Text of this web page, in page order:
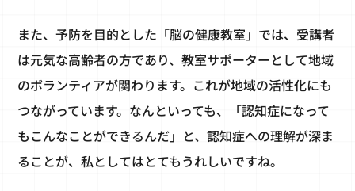
また、予防を目的とした「脳の健康教室」では、受講者
は元気な高齢者の方であり、教室サポーターとして地域
のボランティアが関わります。これが地域の活性化にも
つながっています。なんといっても、「認知症になって
もこんなことができるんだ」と、認知症への理解が深ま
ることが、私としてはとてもうれしいですね。